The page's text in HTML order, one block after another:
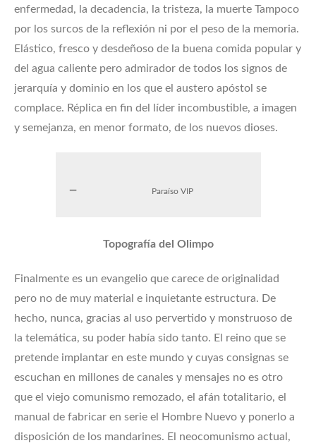
enfermedad, la decadencia, la tristeza, la muerte Tampoco
por los surcos de la reflexión ni por el peso de la memoria.
Elástico, fresco y desdeñoso de la buena comida popular y
del agua caliente pero admirador de todos los signos de
jerarquía y dominio en los que el austero apóstol se
complace. Réplica en fin del líder incombustible, a imagen
y semejanza, en menor formato, de los nuevos dioses.
Paraíso VIP
Topografía del Olimpo
Finalmente es un evangelio que carece de originalidad
pero no de muy material e inquietante estructura. De
hecho, nunca, gracias al uso pervertido y monstruoso de
la telemática, su poder había sido tanto. El reino que se
pretende implantar en este mundo y cuyas consignas se
escuchan en millones de canales y mensajes no es otro
que el viejo comunismo remozado, el afán totalitario, el
manual de fabricar en serie el Hombre Nuevo y ponerlo a
disposición de los mandarines. El neocomunismo actual,